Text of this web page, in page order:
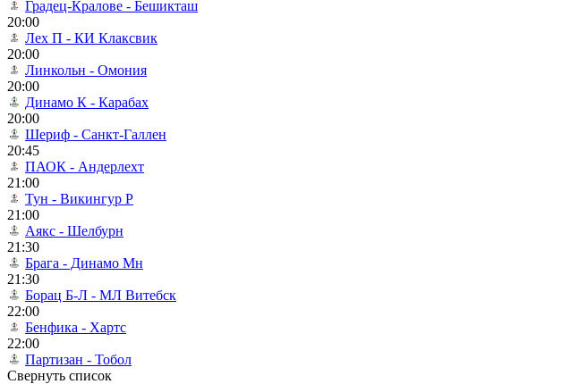
Градец-Кралове - Бешикташ
20:00
Лех П - КИ Клаксвик
20:00
Линкольн - Омония
20:00
Динамо К - Карабах
20:00
Шериф - Санкт-Галлен
20:45
ПАОК - Андерлехт
21:00
Тун - Викингур Р
21:00
Аякс - Шелбурн
21:30
Брага - Динамо Мн
21:30
Борац Б-Л - МЛ Витебск
22:00
Бенфика - Хартс
22:00
Партизан - Тобол
Свернуть список